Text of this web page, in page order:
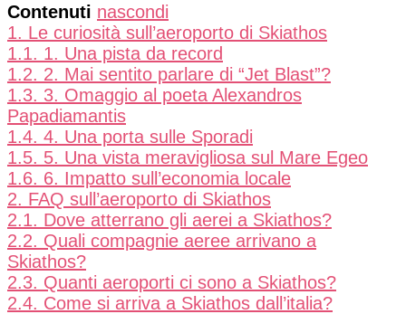
Contenuti nascondi
1. Le curiosità sull’aeroporto di Skiathos
1.1. 1. Una pista da record
1.2. 2. Mai sentito parlare di “Jet Blast”?
1.3. 3. Omaggio al poeta Alexandros
Papadiamantis
1.4. 4. Una porta sulle Sporadi
1.5. 5. Una vista meravigliosa sul Mare Egeo
1.6. 6. Impatto sull’economia locale
2. FAQ sull’aeroporto di Skiathos
2.1. Dove atterrano gli aerei a Skiathos?
2.2. Quali compagnie aeree arrivano a
Skiathos?
2.3. Quanti aeroporti ci sono a Skiathos?
2.4. Come si arriva a Skiathos dall’italia?